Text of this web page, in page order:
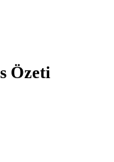
Özeti